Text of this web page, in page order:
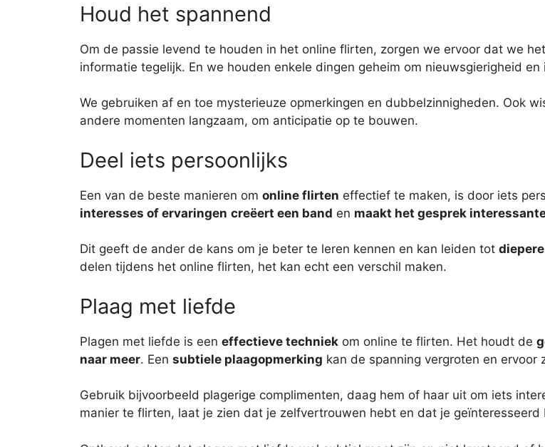
Houd het spannend
Om de passie levend te houden in het online flirten, zorgen we ervoor dat we
informatie tegelijk. En we houden enkele dingen geheim om nieuwsgierigheid
We gebruiken af en toe mysterieuze opmerkingen en dubbelzinnigheden. Ook
andere momenten langzaam, om anticipatie op te bouwen.
Deel iets persoonlijks
Een van de beste manieren om online flirten effectief te maken, is door iets
interesses of ervaringen creëert een band en maakt het gesprek
Dit geeft de ander de kans om je beter te leren kennen en kan leiden tot
delen tijdens het online flirten, het kan echt een verschil maken.
Plaag met liefde
Plagen met liefde is een effectieve techniek om online te flirten. Het houdt de
naar meer. Een subtiele plaagopmerking kan de spanning vergroten en
Gebruik bijvoorbeeld plagerige complimenten, daag hem of haar uit om iets
manier te flirten, laat je zien dat je zelfvertrouwen hebt en dat je geïnteresseerd